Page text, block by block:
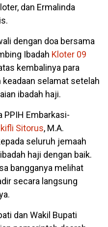
dan Ermalinda
dengan doa bersama
Ibadah Kloter 09
kembalinya para
keadaan selamat setelah
ibadah haji.
PPIH Embarkasi-
Sitorus, M.A.
seluruh jemaah
haji dengan baik.
bangganya melihat
secara langsung
dan Wakil Bupati